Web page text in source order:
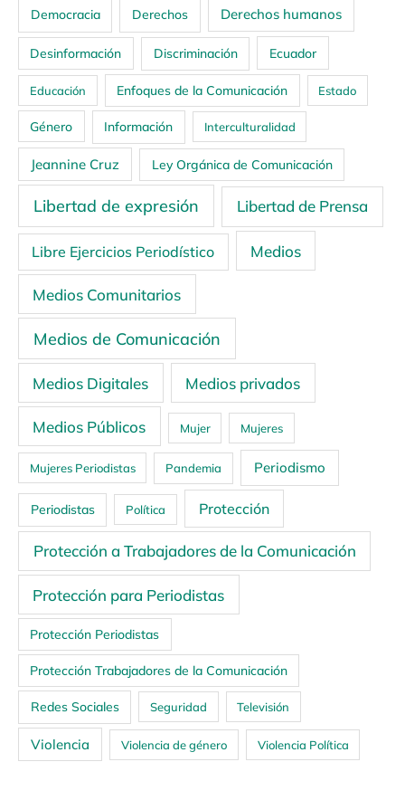
Democracia Derechos Derechos humanos
Desinformación Discriminación Ecuador
Educación Enfoques de la Comunicación Estado
Género Información Interculturalidad
Jeannine Cruz Ley Orgánica de Comunicación
Libertad de expresión Libertad de Prensa
Libre Ejercicios Periodístico Medios
Medios Comunitarios
Medios de Comunicación
Medios Digitales Medios privados
Medios Públicos Mujer Mujeres
Mujeres Periodistas Pandemia Periodismo
Periodistas Política Protección
Protección a Trabajadores de la Comunicación
Protección para Periodistas
Protección Periodistas
Protección Trabajadores de la Comunicación
Redes Sociales Seguridad Televisión
Violencia Violencia de género Violencia Política